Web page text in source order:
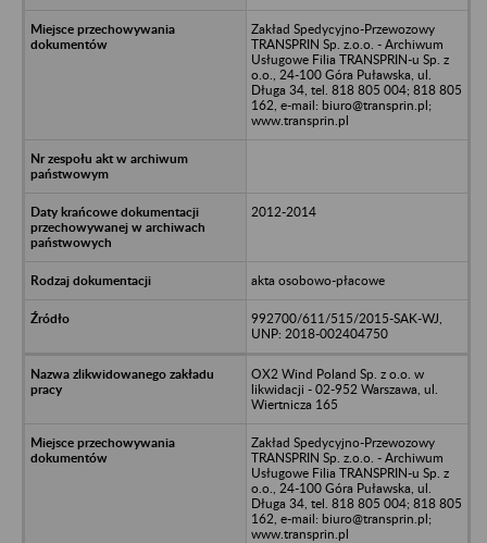
Zakład Spedycyjno-Przewozowy
TRANSPRIN Sp. z.o.o. - Archiwum
Usługowe Filia TRANSPRIN-u Sp. z
o.o., 24-100 Góra Puławska, ul.
Długa 34, tel. 818 805 004; 818 805
162, e-mail: biuro@transprin.pl;
www.transprin.pl
2012-2014
akta osobowo-płacowe
992700/611/515/2015-SAK-WJ,
UNP: 2018-002404750
OX2 Wind Poland Sp. z o.o. w
likwidacji - 02-952 Warszawa, ul.
Wiertnicza 165
Zakład Spedycyjno-Przewozowy
TRANSPRIN Sp. z.o.o. - Archiwum
Usługowe Filia TRANSPRIN-u Sp. z
o.o., 24-100 Góra Puławska, ul.
Długa 34, tel. 818 805 004; 818 805
162, e-mail: biuro@transprin.pl;
www.transprin.pl